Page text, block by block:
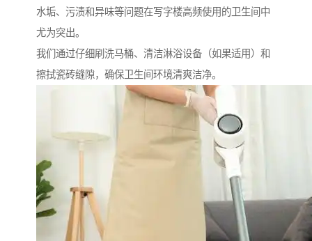
水垢、污渍和异味等问题在写字楼高频使用的卫生间中
尤为突出。
我们通过仔细刷洗马桶、清洁淋浴设备（如果适用）和
擦拭瓷砖缝隙，确保卫生间环境清爽洁净。